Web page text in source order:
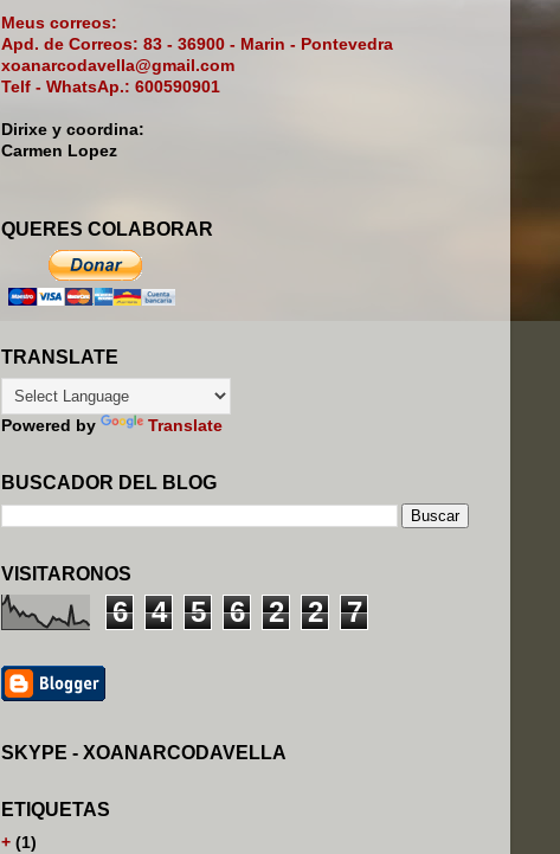
Meus correos:
Apd. de Correos: 83 - 36900 - Marin - Pontevedra
xoanarcodavella@gmail.com
Telf - WhatsAp.: 600590901
Dirixe y coordina:
Carmen Lopez
QUERES COLABORAR
TRANSLATE
Powered by Translate
BUSCADOR DEL BLOG
VISITARONOS
6 4 5 6 2 2 7
SKYPE - XOANARCODAVELLA
ETIQUETAS
+ (1)